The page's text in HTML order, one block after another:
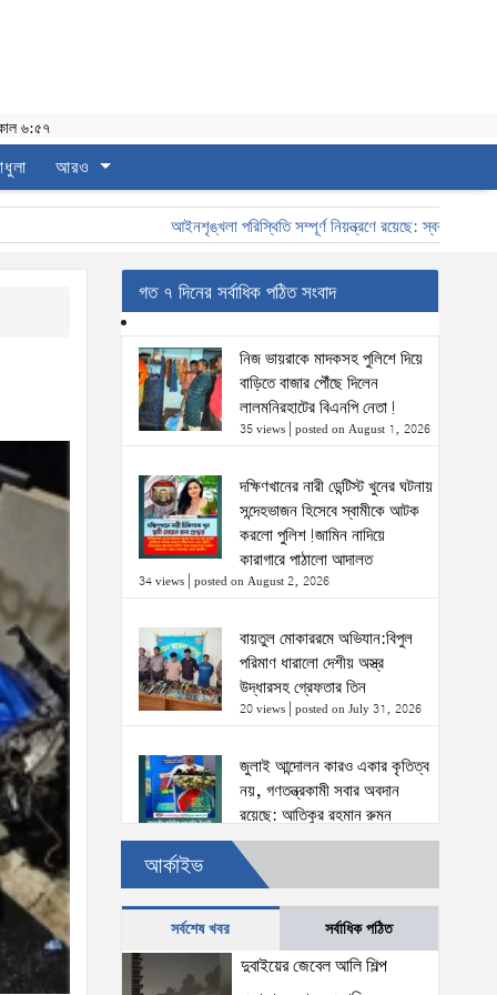
৬:৫৭
আরও
আইনশৃঙ্খলা পরিস্থিতি সম্পূর্ণ নিয়ন্ত্রণে রয়েছে: স্বরাষ্ট্রমন্ত্রী
গত ৭ দিনের সর্বাধিক পঠিত সংবাদ
নিজ ভায়রাকে মাদকসহ পুলিশে দিয়ে
বাড়িতে বাজার পৌঁছে দিলেন
লালমনিরহাটের বিএনপি নেতা!
35 views| posted on August 1, 2026
দক্ষিণখানের নারী ডেন্টিস্ট খুনের ঘটনায়
সন্দেহভাজন হিসেবে স্বামীকে আটক
করলো পুলিশ!জামিন নাদিয়ে
কারাগারে পাঠালো আদালত
34 views| posted on August 2, 2026
বায়তুল মোকাররমে অভিযান:বিপুল
পরিমাণ ধারালো দেশীয় অস্ত্র
উদ্ধারসহ গ্রেফতার তিন
20 views| posted on July 31, 2026
জুলাই আন্দোলন কারও একার কৃতিত্ব
নয়, গণতন্ত্রকামী সবার অবদান
রয়েছে: আতিকুর রহমান রুমন
20 views|posted on August 1, 2026
উত্তরখানে ডিএনসিসি প্রশাসক মো.
শফিকুল ও ঢাকা-১৮ আসনের সংসদ
উপর একদল দুস্কৃতিকারীদের হামলা
20 views posted on August 2, 2026
আর্কাইভ
সর্বশেষ খবর সর্বাধিক পঠিত
দুবাইয়ের জেবেল আলি শিল্প